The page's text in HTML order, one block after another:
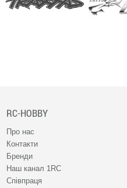
RC-HOBBY
Про нас
Контакти
Бренди
Наш канал 1RC
Співпраця